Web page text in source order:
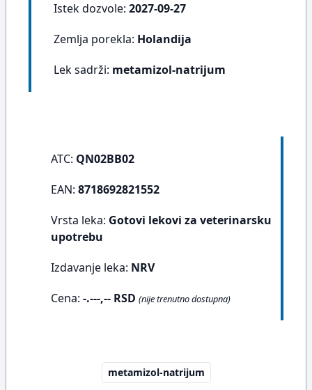
Istek dozvole: 2027-09-27
Zemlja porekla: Holandija
Lek sadrži: metamizol-natrijum
ATC: QN02BB02
EAN: 8718692821552
Vrsta leka: Gotovi lekovi za veterinarsku
upotrebu
Izdavanje leka: NRV
Cena: -.---,-- RSD (nije trenutno dostupna)
metamizol-natrijum